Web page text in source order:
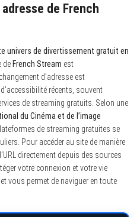
de French
univers de divertissement gratuit en
de French Stream est
changement d’adresse est
récents, souvent
de streaming gratuits. Selon une
du Cinéma et de l’image
de streaming gratuites se
Pour accéder au site de manière
directement depuis des sources
votre connexion et votre vie
vous permet de naviguer en toute